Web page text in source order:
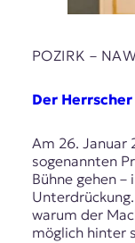
POZIRK –
Der
Am 26. Januar
sogenannten
Bühne gehen
warum der
möglich hinter